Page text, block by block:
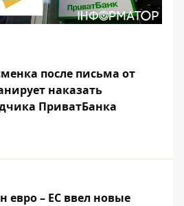
после письма от
наказать
ПриватБанка
– ЕС ввел новые